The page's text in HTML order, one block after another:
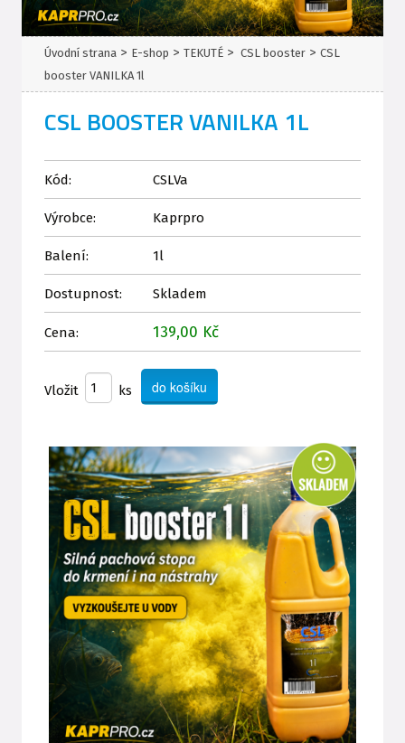
Úvodní strana > E-shop > TEKUTÉ > CSL booster > CSL
booster VANILKA 1l
CSL BOOSTER VANILKA 1L
Kód: CSLVa
Výrobce: Kaprpro
Balení: 1l
Dostupnost: Skladem
Cena: 139,00 Kč
Vložit ks